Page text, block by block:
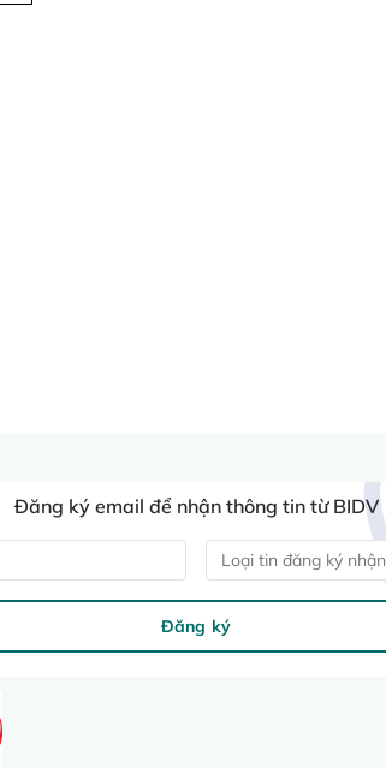
Đăng ký email để nhận thông tin từ BIDV
Loại tin đăng ký nhận
Đăng ký